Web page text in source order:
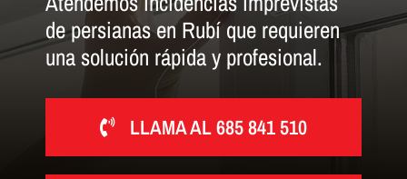
de persianas en Rubí que requieren
una solución rápida y profesional.
LLAMA AL 685 841 510